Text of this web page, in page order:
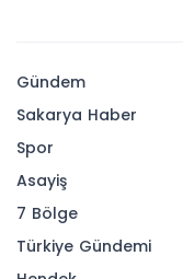
Gündem
Sakarya Haber
Spor
Asayiş
7 Bölge
Türkiye Gündemi